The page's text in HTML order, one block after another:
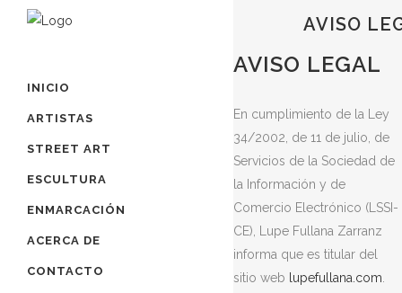
INICIO
ARTISTAS
STREET ART
ESCULTURA
ENMARCACIÓN
ACERCA DE
CONTACTO
AVISO
AVISO LEGAL
En cumplimiento de la Ley
34/2002, de 11 de julio, de
Servicios de la Sociedad de
la Información y de
Comercio Electrónico (LSSI-
CE), Lupe Fullana Zarranz
informa que es titular del
sitio web
lupefullana.com